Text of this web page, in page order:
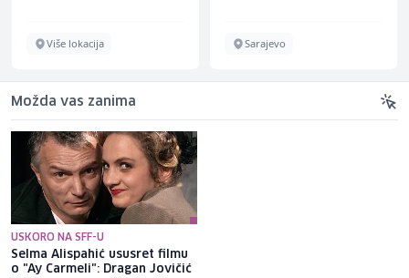
Više lokacija Sarajevo
Možda vas zanima
USKORO NA SFF-U
Selma Alispahić ususret filmu
o "Ay Carmeli": Dragan Jovičić